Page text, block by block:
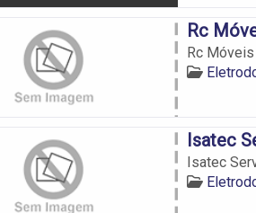
Rc
Rc
Isatec
Isatec